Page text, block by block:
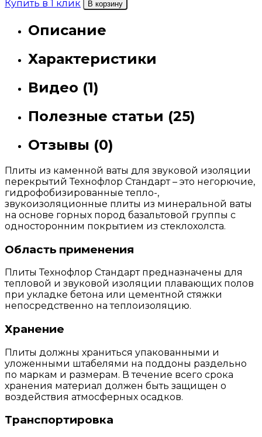
Купить в 1 клик
В корзину
Описание
Характеристики
Видео (1)
Полезные статьи (25)
Отзывы (0)
Плиты из каменной ваты для звуковой изоляции
перекрытий Технофлор Стандарт – это негорючие,
гидрофобизированные тепло-,
звукоизоляционные плиты из минеральной ваты
на основе горных пород базальтовой группы с
односторонним покрытием из стеклохолста.
Область применения
Плиты Технофлор Стандарт предназначены для
тепловой и звуковой изоляции плавающих полов
при укладке бетона или цементной стяжки
непосредственно на теплоизоляцию.
Хранение
Плиты должны храниться упакованными и
уложенными штабелями на поддоны раздельно
по маркам и размерам. В течение всего срока
хранения материал должен быть защищен о
воздействия атмосферных осадков.
Транспортировка